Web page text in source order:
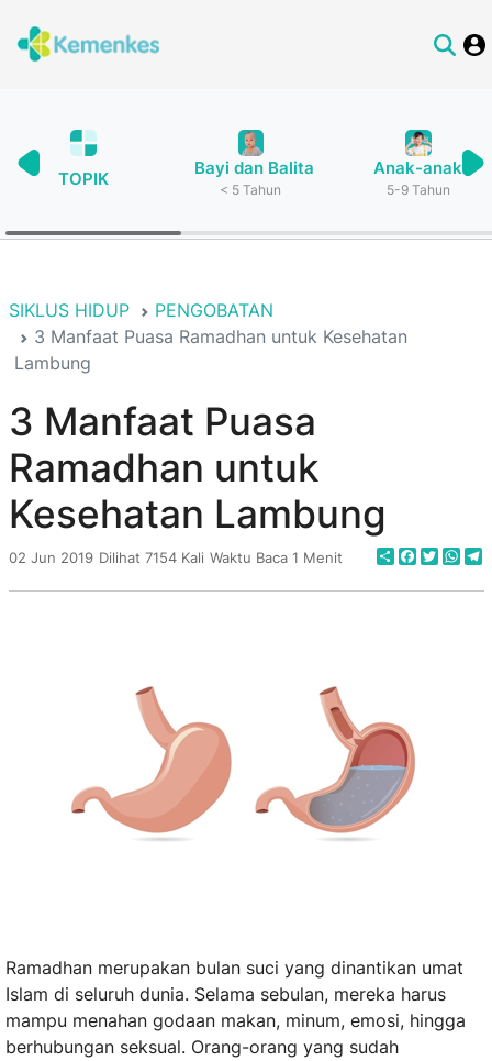
TOPIK
Bayi dan Balita
< 5 Tahun
Anak-anak
5-9 Tahun
SIKLUS HIDUP
PENGOBATAN
3 Manfaat Puasa Ramadhan untuk Kesehatan
Lambung
3 Manfaat Puasa
Ramadhan untuk
Kesehatan Lambung
02 Jun 2019 Dilihat 7154 Kali Waktu Baca 1 Menit Share
Ramadhan merupakan bulan suci yang dinantikan umat
Islam di seluruh dunia. Selama sebulan, mereka harus
mampu menahan godaan makan, minum, emosi, hingga
berhubungan seksual. Orang-orang yang sudah